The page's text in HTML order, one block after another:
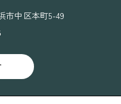
市中区本町5-49